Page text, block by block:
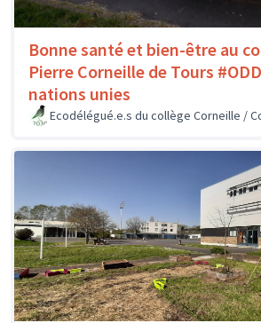
Bonne santé et bien-être au
Pierre Corneille de Tours
nations unies
Ecodélégué.e.s du collège Corneille /